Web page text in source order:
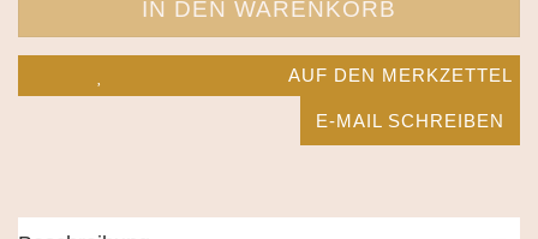
AUF DEN MERKZETTEL
E-MAIL SCHREIBEN